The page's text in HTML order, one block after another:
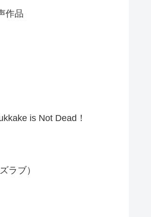
作品
is Not Dead！
ラブ）